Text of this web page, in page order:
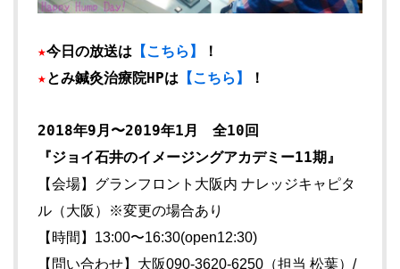
★今日の放送は 【こちら】
！
★とみ鍼灸治療院HPは 【こちら】 ！
2018年9月〜2019年1月 全10回
『ジョイ石井のイメージングアカデミー11期』
【会場】グランフロント大阪内 ナレッジキャピタ
ル（大阪）※変更の場合あり
【時間】13:00〜16:30(open12:30)
【問い合わせ】大阪090-3620-6250（担当 松葉）/